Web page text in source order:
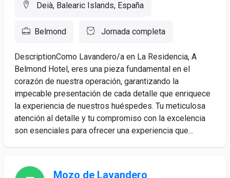
Deià, Balearic Islands, España
Belmond Jornada completa
DescriptionComo Lavandero/a en La Residencia, A
Belmond Hotel, eres una pieza fundamental en el
corazón de nuestra operación, garantizando la
impecable presentación de cada detalle que enriquece
la experiencia de nuestros huéspedes. Tu meticulosa
atención al detalle y tu compromiso con la excelencia
son esenciales para ofrecer una experiencia que...
Mozo de Lavandero